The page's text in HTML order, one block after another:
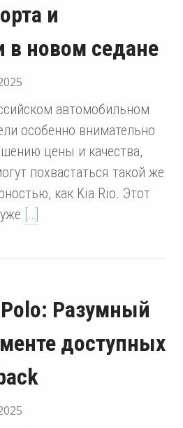
и
в новом седане
автомобильном
особенно внимательно
цены и качества,
похвастаться такой же
как Kia Rio. Этот
[…]
Разумный
доступных